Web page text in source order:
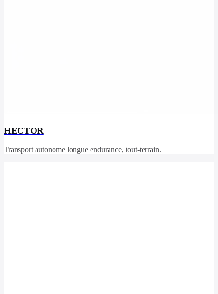
HECTOR
Transport autonome longue endurance, tout-terrain.